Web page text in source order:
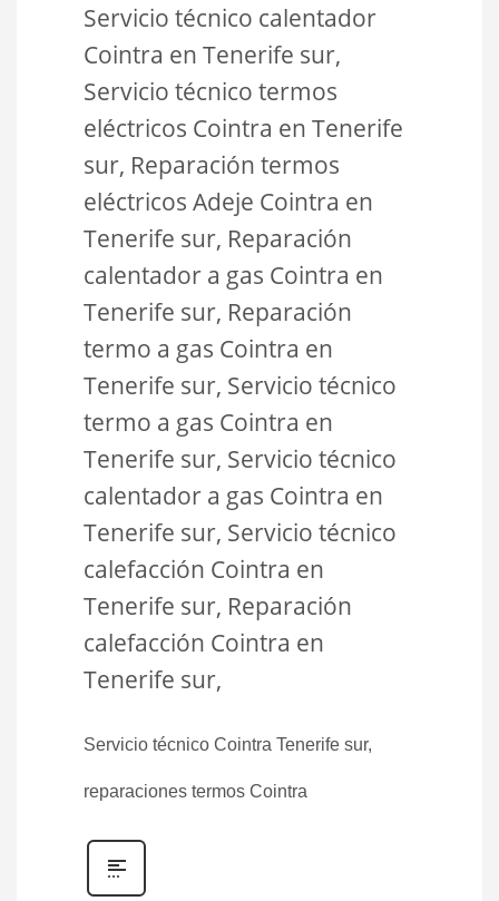
Servicio técnico calentador
Cointra en Tenerife sur,
Servicio técnico termos
eléctricos Cointra en Tenerife
sur, Reparación termos
eléctricos Adeje Cointra en
Tenerife sur, Reparación
calentador a gas Cointra en
Tenerife sur, Reparación
termo a gas Cointra en
Tenerife sur, Servicio técnico
termo a gas Cointra en
Tenerife sur, Servicio técnico
calentador a gas Cointra en
Tenerife sur, Servicio técnico
calefacción Cointra en
Tenerife sur, Reparación
calefacción Cointra en
Tenerife sur,
Servicio técnico Cointra Tenerife sur,
reparaciones termos Cointra